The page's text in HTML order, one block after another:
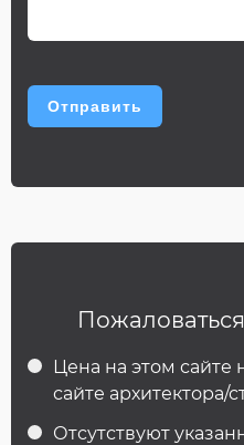
Цена на этом сайте
сайте архитектора/
Отсутствуют